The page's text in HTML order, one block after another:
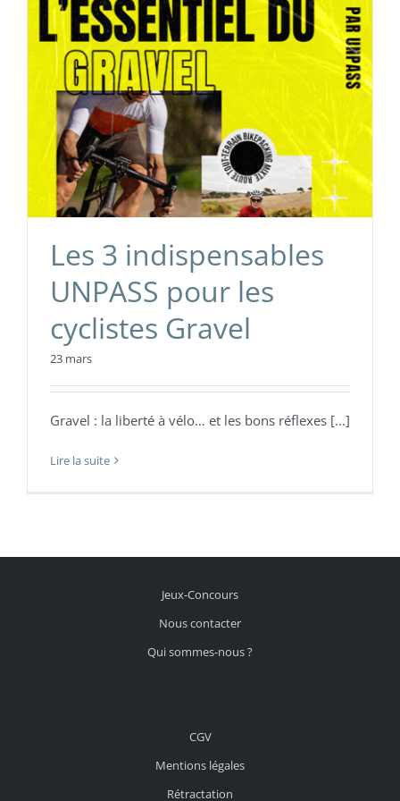
Les 3 indispensables
UNPASS pour les
cyclistes Gravel
23 mars
Gravel : la liberté à vélo… et les bons réflexes [...]
Lire la suite
Jeux-Concours
Nous contacter
Qui sommes-nous ?
CGV
Mentions légales
Rétractation